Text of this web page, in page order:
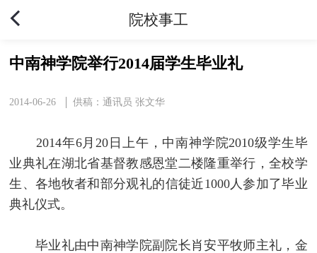
院校事工
中南神学院举行2014届学生毕业礼
2014-06-26 供稿：通讯员 张文华
2014年6月20日上午，中南神学院2010级学生毕
业典礼在湖北省基督教感恩堂二楼隆重举行，全校学
生、各地牧者和部分观礼的信徒近1000人参加了毕业
典礼仪式。
毕业礼由中南神学院副院长肖安平牧师主礼，金